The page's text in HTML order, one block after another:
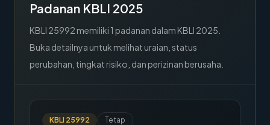
Padanan KBLI 2025
KBLI 25992 memiliki 1 padanan dalam KBLI 2025.
Buka detailnya untuk melihat uraian, status
perubahan, tingkat risiko, dan perizinan berusaha.
KBLI 25992 Tetap